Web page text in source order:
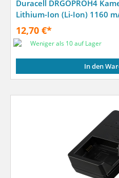
Duracell DRGOPROH4
Lithium-Ion (Li-Ion) 1160
12,70 €*
Weniger als 10 auf Lager
In den